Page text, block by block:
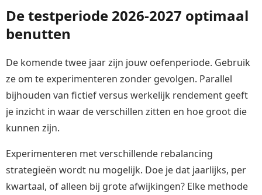
De testperiode 2026-2027 optimaal
benutten
De komende twee jaar zijn jouw oefenperiode. Gebruik
ze om te experimenteren zonder gevolgen. Parallel
bijhouden van fictief versus werkelijk rendement geeft
je inzicht in waar de verschillen zitten en hoe groot die
kunnen zijn.
Experimenteren met verschillende rebalancing
strategieën wordt nu mogelijk. Doe je dat jaarlijks, per
kwartaal, of alleen bij grote afwijkingen? Elke methode